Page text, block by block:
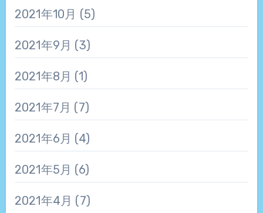
2021年10月 (5)
2021年9月 (3)
2021年8月 (1)
2021年7月 (7)
2021年6月 (4)
2021年5月 (6)
2021年4月 (7)